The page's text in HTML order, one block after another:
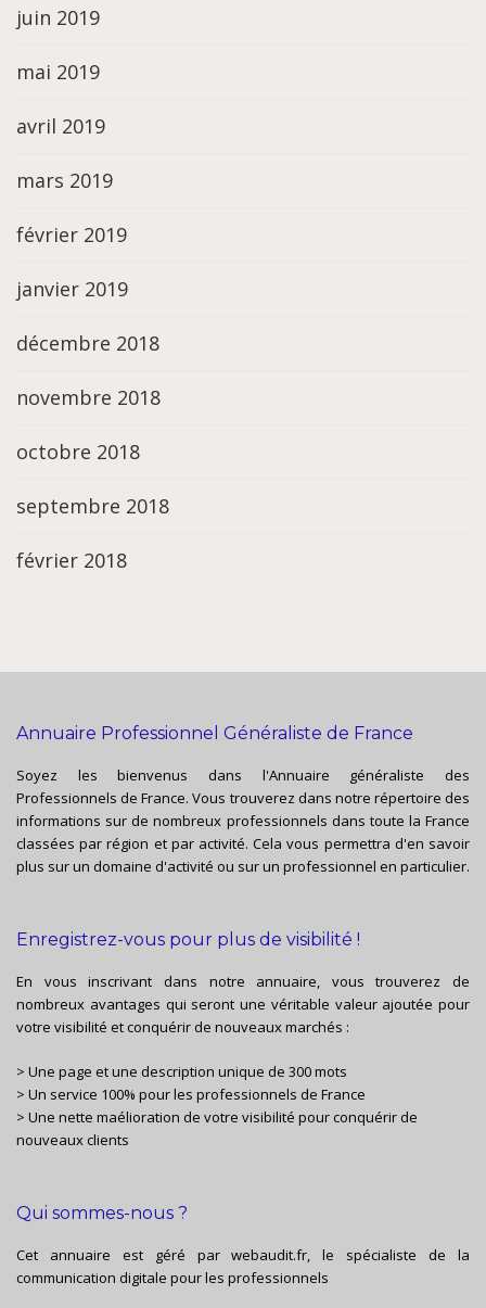
juin 2019
mai 2019
avril 2019
mars 2019
février 2019
janvier 2019
décembre 2018
novembre 2018
octobre 2018
septembre 2018
février 2018
Annuaire Professionnel Généraliste de France
Soyez les bienvenus dans l'Annuaire généraliste des
Professionnels de France. Vous trouverez dans notre répertoire des
informations sur de nombreux professionnels dans toute la France
classées par région et par activité. Cela vous permettra d'en savoir
plus sur un domaine d'activité ou sur un professionnel en particulier.
Enregistrez-vous pour plus de visibilité !
En vous inscrivant dans notre annuaire, vous trouverez de
nombreux avantages qui seront une véritable valeur ajoutée pour
votre visibilité et conquérir de nouveaux marchés :
> Une page et une description unique de 300 mots
> Un service 100% pour les professionnels de France
> Une nette maélioration de votre visibilité pour conquérir de
nouveaux clients
Qui sommes-nous ?
Cet annuaire est géré parwebaudit.fr, le spécialiste de la
communication digitale pour les professionnels